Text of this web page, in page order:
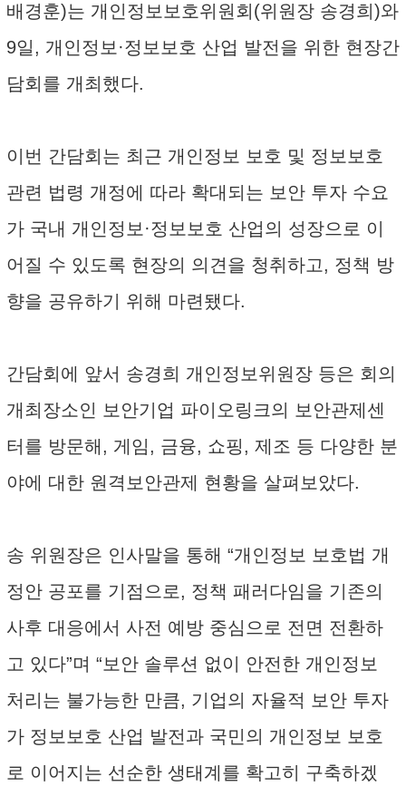
배경훈)는 개인정보보호위원회(위원장 송경희)와
9일, 개인정보·정보보호 산업 발전을 위한 현장간
담회를 개최했다.
이번 간담회는 최근 개인정보 보호 및 정보보호
관련 법령 개정에 따라 확대되는 보안 투자 수요
가 국내 개인정보·정보보호 산업의 성장으로 이
어질 수 있도록 현장의 의견을 청취하고, 정책 방
향을 공유하기 위해 마련됐다.
간담회에 앞서 송경희 개인정보위원장 등은 회의
개최장소인 보안기업 파이오링크의 보안관제센
터를 방문해, 게임, 금융, 쇼핑, 제조 등 다양한 분
야에 대한 원격보안관제 현황을 살펴보았다.
송 위원장은 인사말을 통해 “개인정보 보호법 개
정안 공포를 기점으로, 정책 패러다임을 기존의
사후 대응에서 사전 예방 중심으로 전면 전환하
고 있다”며 “보안 솔루션 없이 안전한 개인정보
처리는 불가능한 만큼, 기업의 자율적 보안 투자
가 정보보호 산업 발전과 국민의 개인정보 보호
로 이어지는 선순한 생태계를 확고히 구축하겠